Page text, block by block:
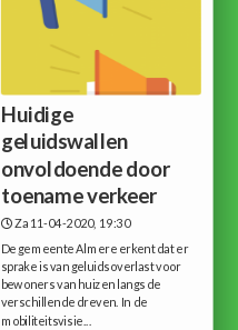
Huidige
geluidswallen
onvoldoende door
toename verkeer
Za 11-04-2020, 19:30
De gemeente Almere erkent dat er
sprake is van geluidsoverlast voor
bewoners van huizen langs de
verschillende dreven. In de
mobiliteitsvisie...